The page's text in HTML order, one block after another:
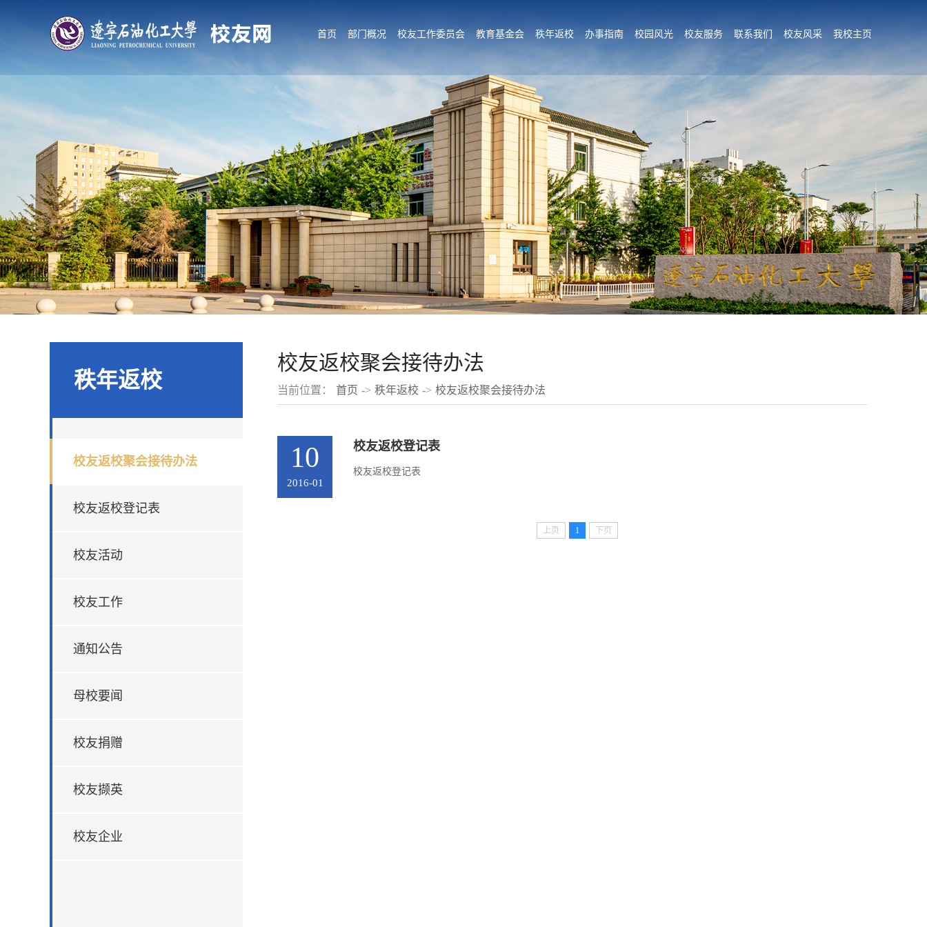
首页 部门概况 校友工作委员会 教育基金会 秩年返校 办事指南 校园风光 校友服务 联系我们 校友风采 我校主页
秩年返校
校友返校聚会接待办法
校友返校登记表
校友活动
校友工作
通知公告
母校要闻
校友捐赠
校友撷英
校友企业
校友返校聚会接待办法
当前位置： 首页 -> 秩年返校 -> 校友返校聚会接待办法
10
2016-01
校友返校登记表
校友返校登记表
上页 1 下页